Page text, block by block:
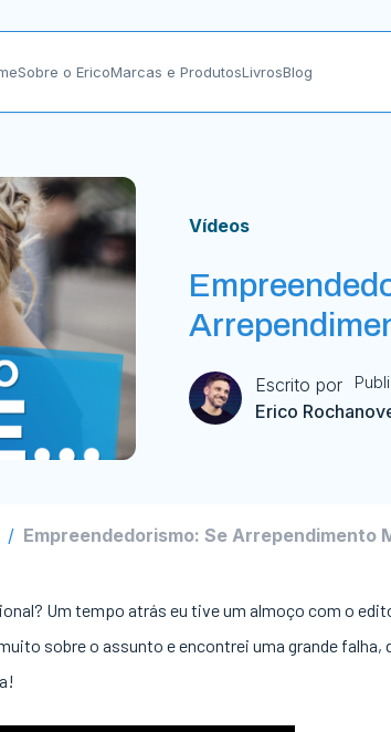
Sobre o EricoMarcas e ProdutosLivrosBlog
Vídeos
Escrito por
Erico Rocha
/ Empreendedorismo: Se Arrependimento
Um tempo atrás eu tive um almoço com o
sobre o assunto e encontrei uma grande falha,